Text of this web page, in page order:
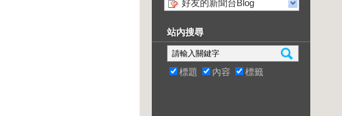
好友的新聞台Blog
站內搜尋
標題 內容 標籤